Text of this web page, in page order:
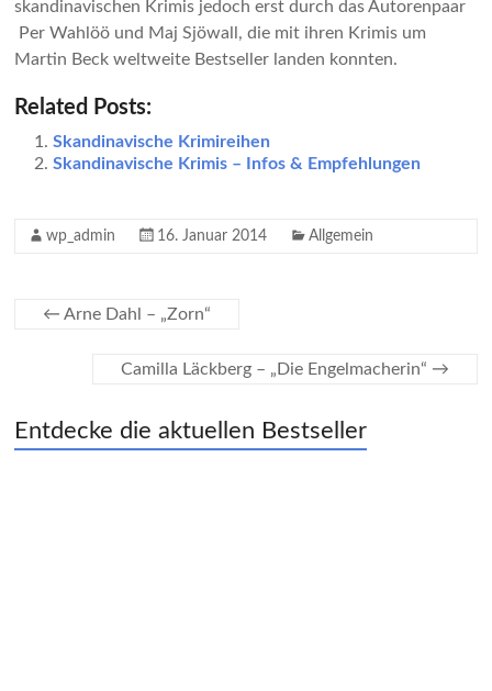
skandinavischen Krimis jedoch erst durch das Autorenpaar
Per Wahlöö und Maj Sjöwall, die mit ihren Krimis um
Martin Beck weltweite Bestseller landen konnten.
Related Posts:
Skandinavische Krimireihen
Skandinavische Krimis – Infos & Empfehlungen
wp_admin 16. Januar 2014 Allgemein
← Arne Dahl – „Zorn“
Camilla Läckberg – „Die Engelmacherin“ →
Entdecke die aktuellen Bestseller